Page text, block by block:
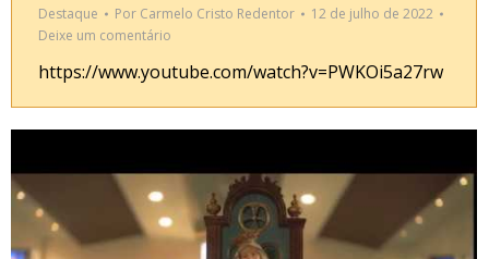
Destaque Por Carmelo Cristo Redentor
12 de julho de 2022
Deixe um comentário
https://www.youtube.com/watch?v=PWKOi5a27rw